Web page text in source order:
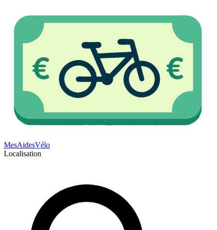
MesAidesVélo
Localisation